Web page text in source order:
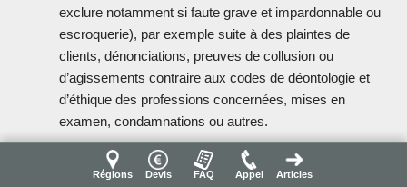
exclure notamment si faute grave et impardonnable ou
escroquerie), par exemple suite à des plaintes de
clients, dénonciations, preuves de collusion ou
d’agissements contraire aux codes de déontologie et
d’éthique des professions concernées, mises en
examen, condamnations ou autres.
Donc, lorsque la DGPR nous dit « l’obligation de
Régions Devis FAQ Appel Articles